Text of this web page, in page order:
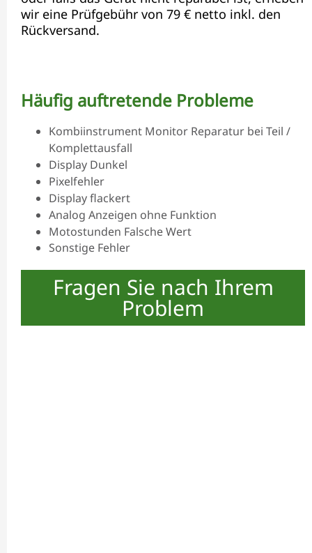
wir eine Prüfgebühr von 79 € netto inkl. den
Rückversand.
Häufig auftretende Probleme
Kombiinstrument Monitor Reparatur bei Teil /
Komplettausfall
Display Dunkel
Pixelfehler
Display flackert
Analog Anzeigen ohne Funktion
Motostunden Falsche Wert
Sonstige Fehler
Fragen Sie nach Ihrem
Problem